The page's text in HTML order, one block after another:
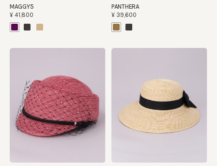
MAGGY5
¥41,800
PANTHERA
¥39,600